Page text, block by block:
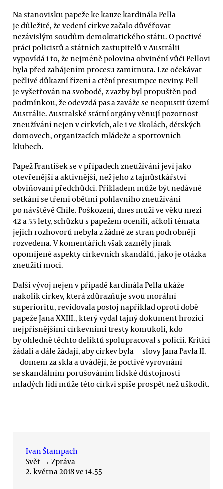
Na stanovisku papeže ke kauze kardinála Pella
je důležité, že vedení církve začalo důvěřovat
nezávislým soudům demokratického státu. O poctivé
práci policistů a státních zastupitelů v Austrálii
vypovídá i to, že nejméně polovina obvinění vůči Pellovi
byla před zahájením procesu zamítnuta. Lze očekávat
pečlivé důkazní řízení a ctění presumpce neviny. Pell
je vyšetřován na svobodě, z vazby byl propuštěn pod
podmínkou, že odevzdá pas a zaváže se neopustit území
Austrálie. Australské státní orgány věnují pozornost
zneužívání nejen v církvích, ale i ve školách, dětských
domovech, organizacích mládeže a sportovních
klubech.
Papež František se v případech zneužívání jeví jako
otevřenější a aktivnější, než jeho z tajnůstkářství
obviňovaní předchůdci. Příkladem může být nedávné
setkání se třemi oběťmi pohlavního zneužívání
po návštěvě Chile. Poškození, dnes muži ve věku mezi
42 a 55 lety, schůzku s papežem ocenili, ačkoli témata
jejich rozhovorů nebyla z žádné ze stran podrobněji
rozvedena. V komentářích však zazněly jinak
opomíjené aspekty církevních skandálů, jako je otázka
zneužití moci.
Další vývoj nejen v případě kardinála Pella ukáže
nakolik církev, která zdůrazňuje svou morální
superioritu, revidovala postoj například oproti době
papeže Jana XXIII., který vydal tajný dokument hrozící
nejpřísnějšími církevními tresty komukoli, kdo
by ohledně těchto deliktů spolupracoval s policií. Kritici
žádali a dále žádají, aby církev byla — slovy Jana Pavla II.
— domem za skla a uvádějí, že poctivé vyrovnání
se skandálním porušováním lidské důstojnosti
mladých lidí může této církvi spíše prospět než uškodit.
Ivan Štampach
Svět → Zpráva
2. května 2018 ve 14.55